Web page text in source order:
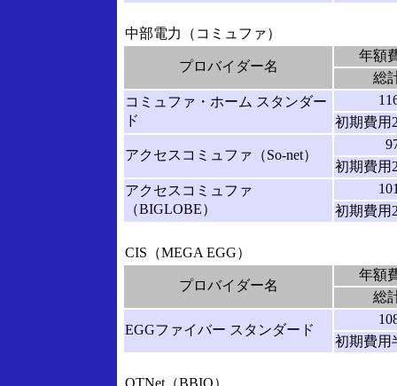
中部電力（コミュファ）
プロバイダー名
年額
総
コミュファ・ホーム スタンダー
ド
初期費用
アクセスコミュファ（So-net）
初期費用
アクセスコミュファ
（BIGLOBE）
初期費用
CIS（MEGA EGG）
プロバイダー名
年額
総
EGGファイバー スタンダード
初期費用
QTNet（BBIQ）